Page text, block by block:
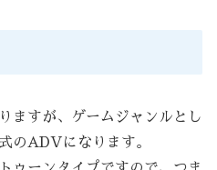
ますが、ゲームジャンルとし
のADVになります。